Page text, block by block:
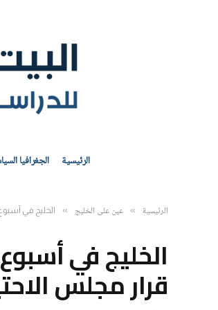
الرئيسية الجغرافيا
الرئيسية » عين على الخليج » الخليج في
الخليج في
قرار مجلس